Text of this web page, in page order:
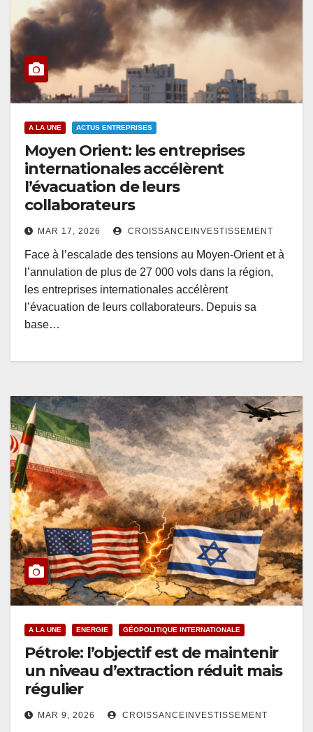
A LA UNE ACTUS ENTREPRISES
Moyen Orient: les entreprises
internationales accélèrent
l’évacuation de leurs
collaborateurs
MAR 17, 2026 CROISSANCEINVESTISSEMENT
Face à l’escalade des tensions au Moyen-Orient et à
l’annulation de plus de 27 000 vols dans la région,
les entreprises internationales accélèrent
l’évacuation de leurs collaborateurs. Depuis sa
base…
A LA UNE ENERGIE GÉOPOLITIQUE INTERNATIONALE
Pétrole: l’objectif est de maintenir
un niveau d’extraction réduit mais
régulier
MAR 9, 2026 CROISSANCEINVESTISSEMENT